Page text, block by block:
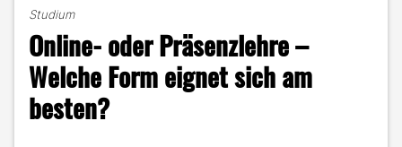
Studium
Online- oder Präsenzlehre –
Welche Form eignet sich am
besten?